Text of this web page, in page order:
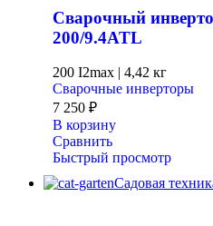
Сварочный
200/9.4ATL
200 I2max
4,42 кг
Сварочные инверторы
7 250 ₽
В корзину
Сравнить
Быстрый просмотр
Садовая